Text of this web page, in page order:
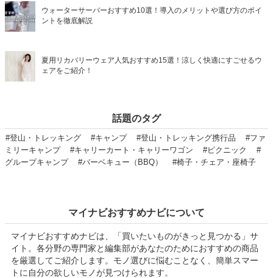
ウォーターサーバーおすすめ10選！導入のメリットや選び方のポイ
ントを徹底解説
夏用リカバリーウェア人気おすすめ15選！涼しく快適にすごせるウ
ェアをご紹介！
話題のタグ
#登山・トレッキング #キャンプ #登山・トレッキング携行品
#ファ
ミリーキャンプ
#キャリーカート・キャリーワゴン #ピクニック
#
グループキャンプ
#バーベキュー（BBQ） #椅子・チェア・座椅子
マイナビおすすめナビについて
マイナビおすすめナビは、「買いたいものがきっと見つかる」サ
イト。各分野の専門家と編集部があなたのためにおすすめの商品
を厳選してご紹介します。モノ選びに悩むことなく、簡単スマー
トに自分の欲しいモノが見つけられます。